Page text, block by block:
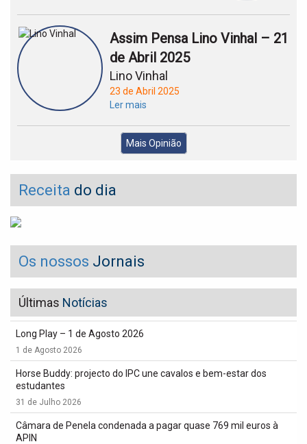
Assim Pensa Lino Vinhal – 21
de Abril 2025
Lino Vinhal
23 de Abril 2025
Ler mais
Mais Opinião
Receita do dia
Os nossos Jornais
Últimas Notícias
Long Play – 1 de Agosto 2026
1 de Agosto 2026
Horse Buddy: projecto do IPC une cavalos e bem-estar dos
estudantes
31 de Julho 2026
Câmara de Penela condenada a pagar quase 769 mil euros à
APIN